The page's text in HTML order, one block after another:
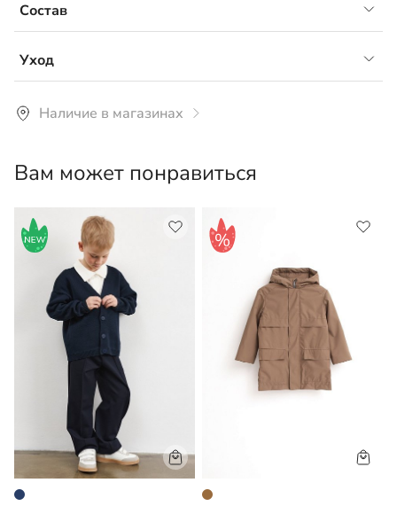
Состав
сорочечная ткань, 42%хб 58%ПЭ
Уход
Рекомендуется ручная или машинная стирка со
средствами для белого белья при температуре 30°С.
Наличие в магазинах
Вам может понравиться